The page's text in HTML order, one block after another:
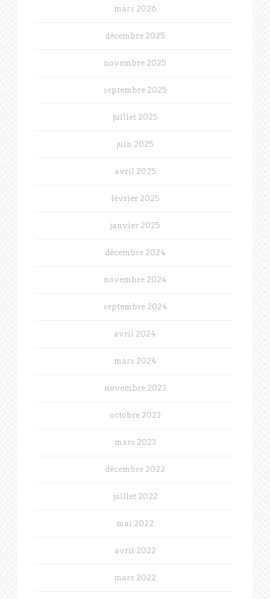
mars 2026
décembre 2025
novembre 2025
septembre 2025
juillet 2025
juin 2025
avril 2025
février 2025
janvier 2025
décembre 2024
novembre 2024
septembre 2024
avril 2024
mars 2024
novembre 2023
octobre 2023
mars 2023
décembre 2022
juillet 2022
mai 2022
avril 2022
mars 2022